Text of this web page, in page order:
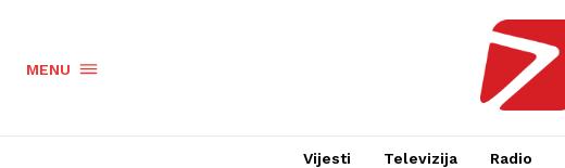
MENU
Vijesti Televizija Radio